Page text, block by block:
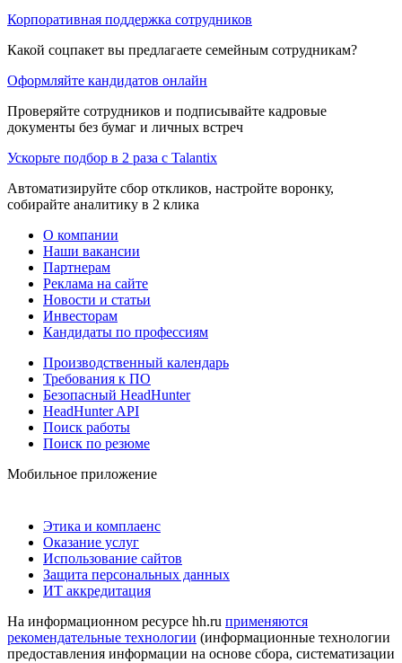
Корпоративная поддержка сотрудников
Какой соцпакет вы предлагаете семейным сотрудникам?
Оформляйте кандидатов онлайн
Проверяйте сотрудников и подписывайте кадровые
документы без бумаг и личных встреч
Ускорьте подбор в 2 раза с Talantix
Автоматизируйте сбор откликов, настройте воронку,
собирайте аналитику в 2 клика
О компании
Наши вакансии
Партнерам
Реклама на сайте
Новости и статьи
Инвесторам
Кандидаты по профессиям
Производственный календарь
Требования к ПО
Безопасный HeadHunter
HeadHunter API
Поиск работы
Поиск по резюме
Мобильное приложение
Этика и комплаенс
Оказание услуг
Использование сайтов
Защита персональных данных
ИТ аккредитация
На информационном ресурсе hh.ru применяются
рекомендательные технологии (информационные технологии
предоставления информации на основе сбора, систематизации